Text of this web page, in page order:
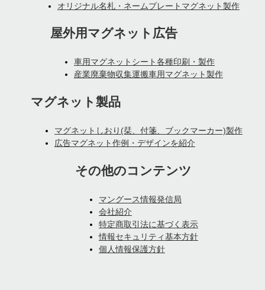
オリジナル名札・ネームプレートマグネット製作
屋外用マグネット広告
車用マグネットシート各種印刷・製作
産業廃棄物収集運搬車用マグネット製作
マグネット製品
マグネットしおり(栞、付箋、ブックマーカー)製作
広告マグネット作例・デザインを紹介
その他のコンテンツ
マングース情報発信局
会社紹介
特定商取引法に基づく表示
情報セキュリティ基本方針
個人情報保護方針